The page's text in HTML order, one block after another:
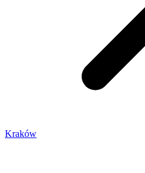
Kraków